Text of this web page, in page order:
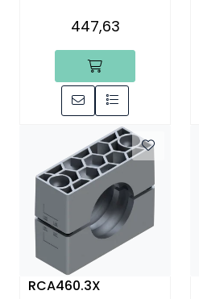
447,63
RCA460.3X